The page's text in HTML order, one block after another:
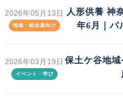
2026年05月13日
地域・組合員向け
人形供養 神
年6月｜パ
2026年03月19日
イベント・学び
保土ケ谷地